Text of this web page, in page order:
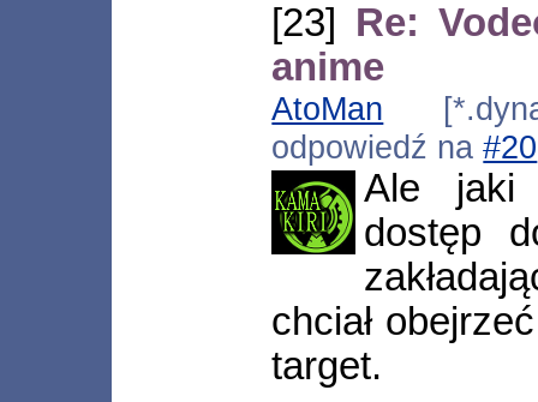
[23] Re:
anime
AtoMan
odpowiedź na#20
Ale jaki
dostęp
chciał
target.